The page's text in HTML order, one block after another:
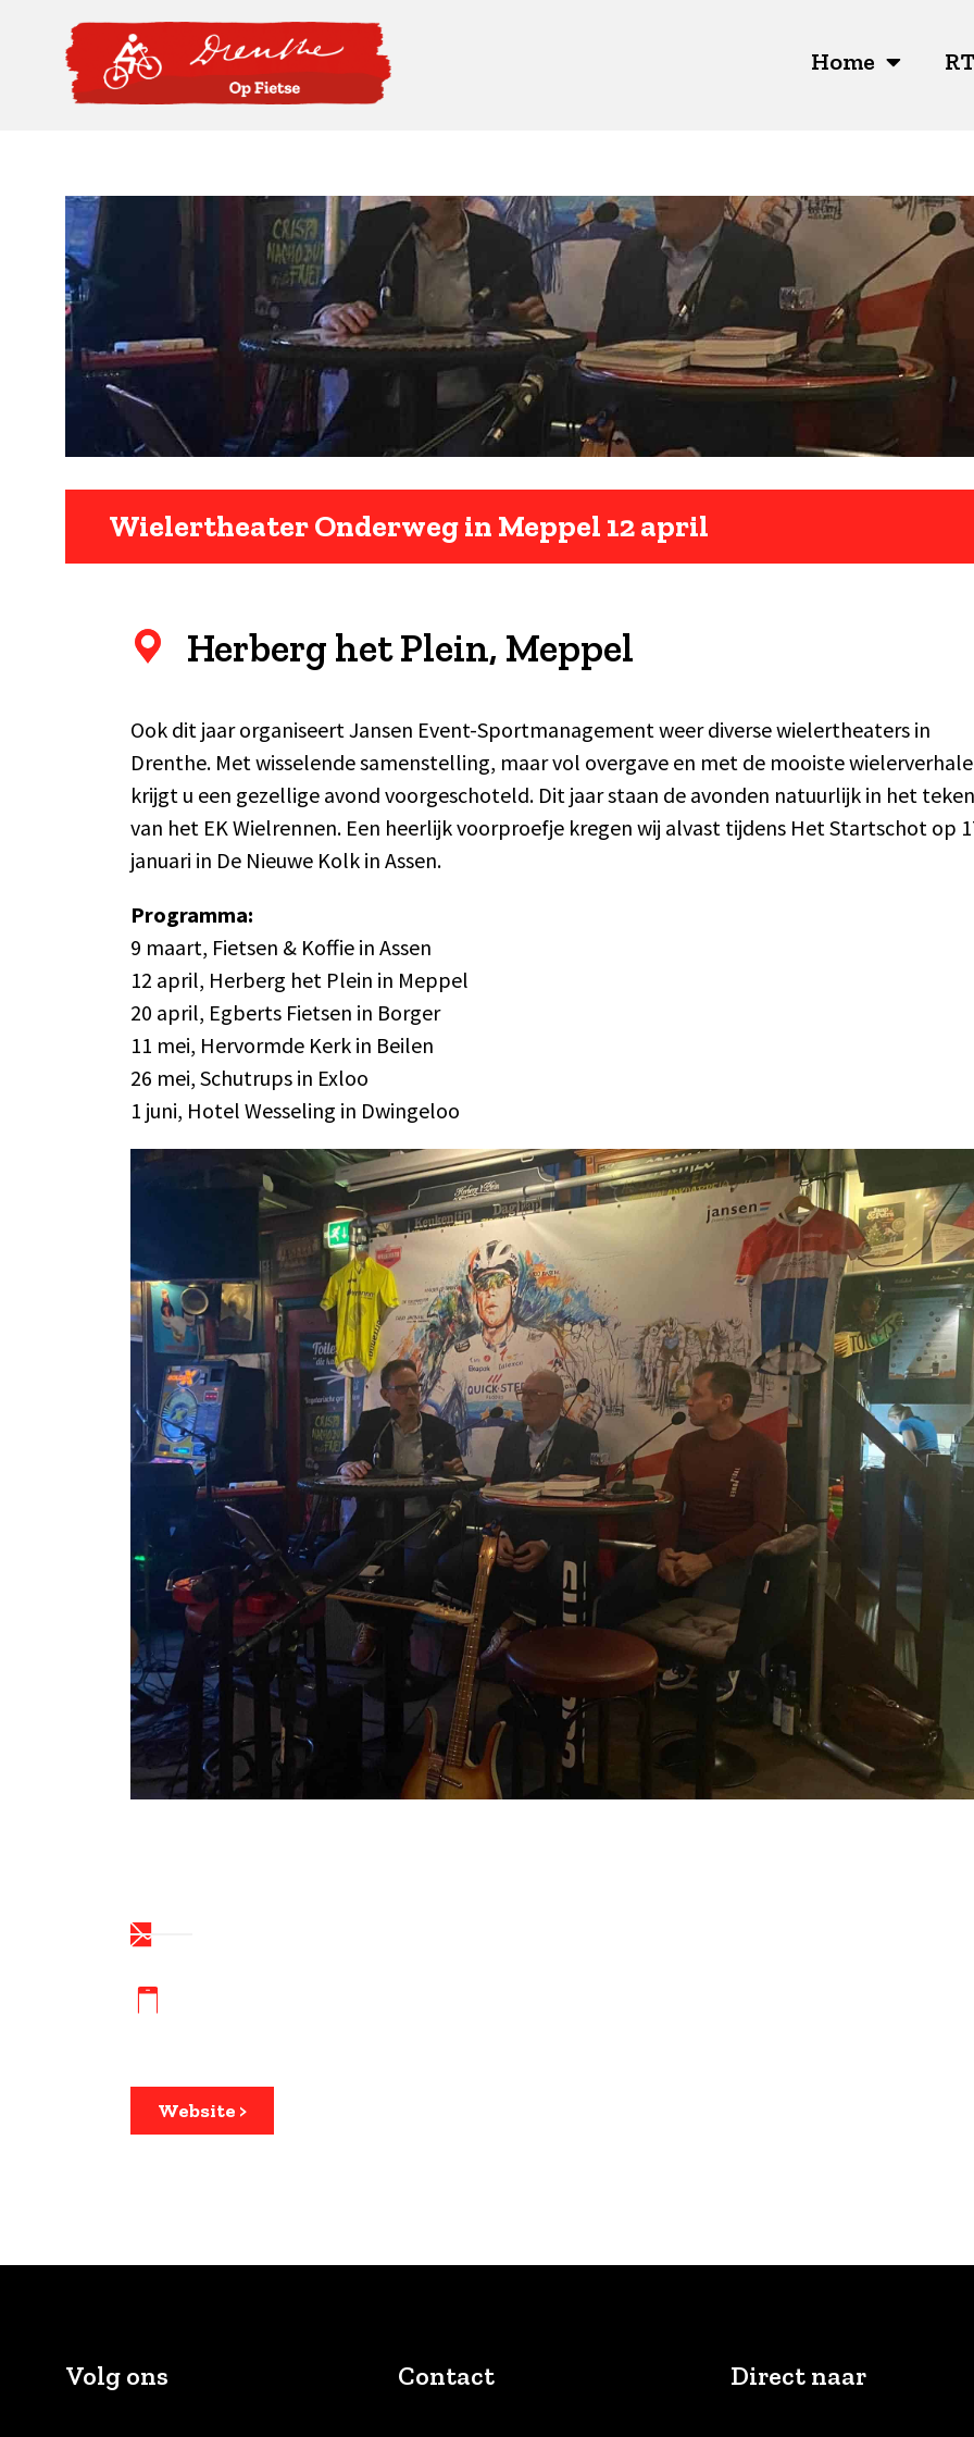
Home
Wielertheater Onderweg in Meppel 12 april
Herberg het Plein, Meppel
Ook dit jaar organiseert Jansen Event-Sportmanagement weer diverse wielertheaters in
Drenthe. Met wisselende samenstelling, maar vol overgave en met de mooiste
krijgt u een gezellige avond voorgeschoteld. Dit jaar staan de avonden natuurlijk in het teken
van het EK Wielrennen. Een heerlijk voorproefje kregen wij alvast tijdens Het Startschot op
januari in De Nieuwe Kolk in Assen.
Programma:
9 maart, Fietsen & Koffie in Assen
12 april, Herberg het Plein in Meppel
20 april, Egberts Fietsen in Borger
11 mei, Hervormde Kerk in Beilen
26 mei, Schutrups in Exloo
1 juni, Hotel Wesseling in Dwingeloo
Website >
Volg ons Contact Direct naar